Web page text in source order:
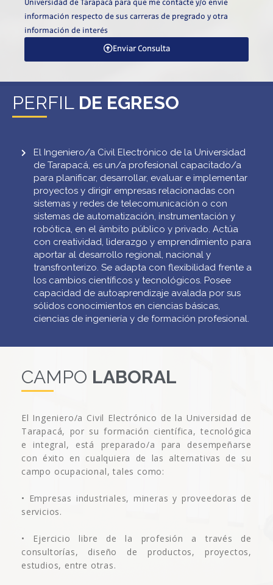
Universidad de Tarapacá para que me contacte y/o envíe
información respecto de sus carreras de pregrado y otra
información de interés
Enviar Consulta
PERFIL DE EGRESO
El Ingeniero/a Civil Electrónico de la Universidad
de Tarapacá, es un/a profesional capacitado/a
para planificar, desarrollar, evaluar e implementar
proyectos y dirigir empresas relacionadas con
sistemas y redes de telecomunicación o con
sistemas de automatización, instrumentación y
robótica, en el ámbito público y privado. Actúa
con creatividad, liderazgo y emprendimiento para
aportar al desarrollo regional, nacional y
transfronterizo. Se adapta con flexibilidad frente a
los cambios científicos y tecnológicos. Posee
capacidad de autoaprendizaje avalada por sus
sólidos conocimientos en ciencias básicas,
ciencias de ingeniería y de formación profesional.
CAMPO LABORAL
El Ingeniero/a Civil Electrónico de la Universidad de
Tarapacá, por su formación científica, tecnológica
e integral, está preparado/a para desempeñarse
con éxito en cualquiera de las alternativas de su
campo ocupacional, tales como:
• Empresas industriales, mineras y proveedoras de
servicios.
• Ejercicio libre de la profesión a través de
consultorías, diseño de productos, proyectos,
estudios, entre otras.